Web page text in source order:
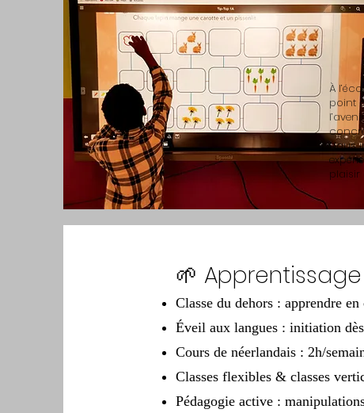
À
point
Nous
plaisir
🌱
Classe du dehors : apprendre
Éveil aux langues : initiation
Cours de néerlandais : 2h/
Classes flexibles & classes
Pédagogie active :